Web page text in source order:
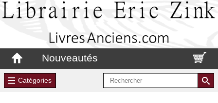
Nouveautés
Catégories